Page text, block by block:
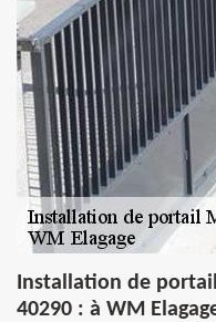
Installation de
40290 : à WM